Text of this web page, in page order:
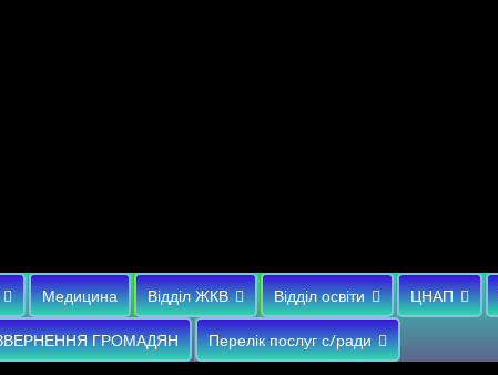
Медицина Відділ ЖКВ Відділ освіти ЦНАП
ГРОМАДЯН Перелік послуг с/ради